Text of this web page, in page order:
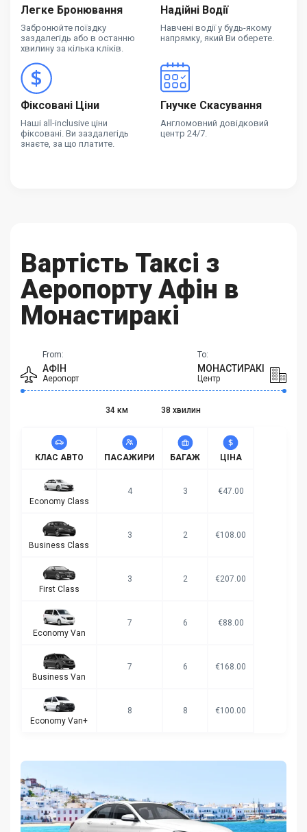
Легке Бронювання
Забронюйте поїздку
заздалегідь або в останню
хвилину за кілька кліків.
Надійні Водії
Навчені водії у будь-якому
напрямку, який Ви оберете.
Фіксовані Ціни
Наші all-inclusive ціни
фіксовані. Ви заздалегідь
знаєте, за що платите.
Гнучке Скасування
Англомовний довідковий
центр 24/7.
Вартість Таксі з
Аеропорту Афін в
Монастиракі
From:
АФІН
Аеропорт
To:
МОНАСТИРАКІ
Центр
34 км 38 хвилин
КЛАС АВТО ПАСАЖИРИ БАГАЖ ЦІНА
Economy Class
4 3 €47.00
Business Class
3 2 €108.00
First Class
3 2 €207.00
Economy Van
7 6 €88.00
Business Van
7 6 €168.00
Economy Van+
8 8 €100.00